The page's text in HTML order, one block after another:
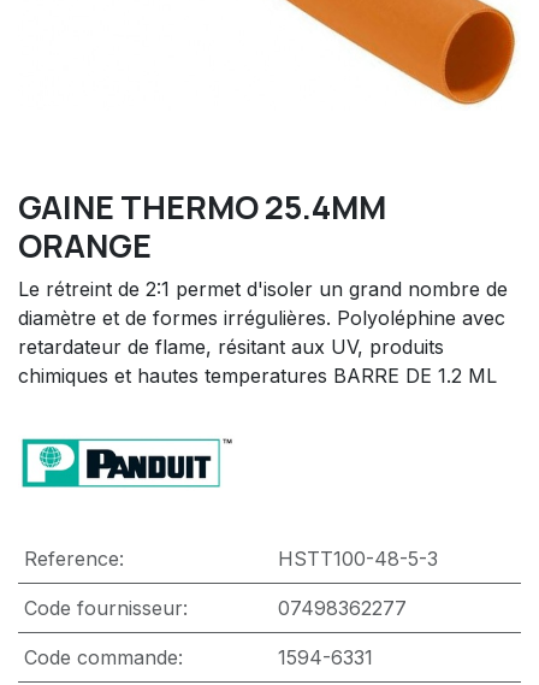
GAINE THERMO 25.4MM
ORANGE
Le rétreint de 2:1 permet d'isoler un grand nombre de
diamètre et de formes irrégulières. Polyoléphine avec
retardateur de flame, résitant aux UV, produits
chimiques et hautes temperatures BARRE DE 1.2 ML
Reference: HSTT100-48-5-3
Code fournisseur: 07498362277
Code commande: 1594-6331